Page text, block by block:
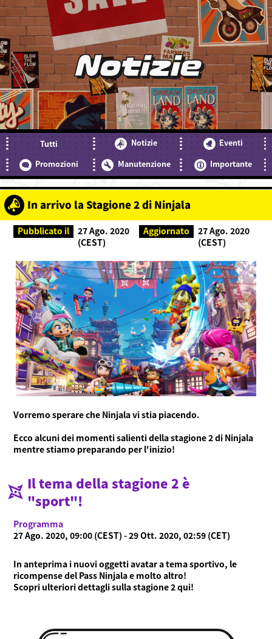
Cos'è Ninjala?
Cos'è Ninjala?
Modalità di gioco
Gomma Ninja
Arene
Stagione
Informazioni sul prodotto
Language
Notizie
Tutti Notizie
Eventi
Promozioni
Manutenzione Importante
In arrivo la Stagione 2 di Ninjala
Pubblicato il
27 Ago. 2020
(CEST)
Aggiornato
27 Ago. 2020
(CEST)
Vorremo sperare che Ninjala vi stia piacendo.
Ecco alcuni dei momenti salienti della stagione 2 di Ninjala
mentre stiamo preparando per l'inizio!
Il tema della stagione 2 è
"sport"!
Programma
27 Ago. 2020, 09:00 (CEST) - 29 Ott. 2020, 02:59 (CET)
In anteprima i nuovi oggetti avatar a tema sportivo, le
ricompense del Pass Ninjala e molto altro!
Scopri ulteriori dettagli sulla stagione 2 qui!